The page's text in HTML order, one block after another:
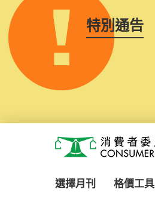
特別通告
消費者委員會
選擇月刊 格價工具